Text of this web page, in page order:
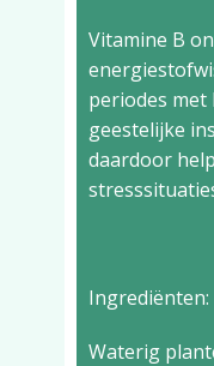
Vitamine B
periodes
geestelijke
daardoor
Ingrediënten:
Waterig